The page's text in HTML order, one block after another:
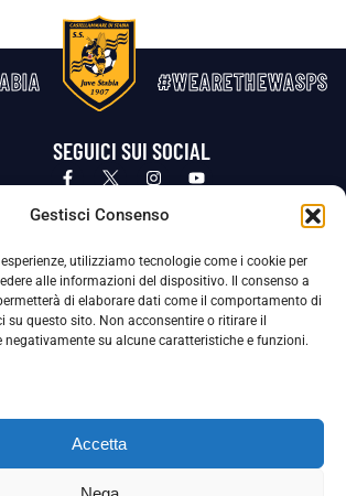
Gestisci Consenso
utilizziamo tecnologie come i cookie per
alle informazioni del dispositivo. Il consenso a
di elaborare dati come il comportamento di
su questo sito. Non acconsentire o ritirare il
negativamente su alcune caratteristiche e funzioni.
Accetta
#WEARETHEWASPS
SEGUICI SUI SOCIAL
Privacy Policy Cookie Policy
della Protezione dei Dati Personali (DPO), figura specializzata che vigila sulle modalità
dalla nostra Società per tutelare i Suoi dati personali.
Per contattare il DPO può scrivere a